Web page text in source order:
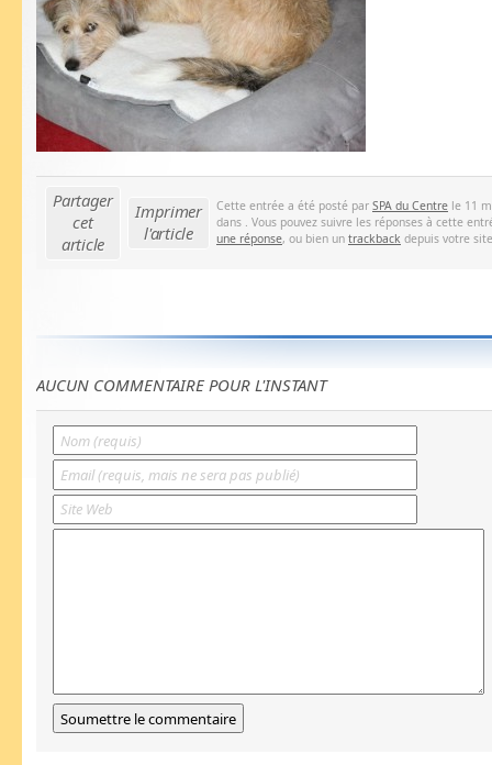
Partager
cet
article
Imprimer
l'article
Cette entrée a été posté par SPA du Centre le 11
dans . Vous pouvez suivre les réponses à cette
une réponse, ou bien un trackback depuis votre
AUCUN COMMENTAIRE POUR L'INSTANT